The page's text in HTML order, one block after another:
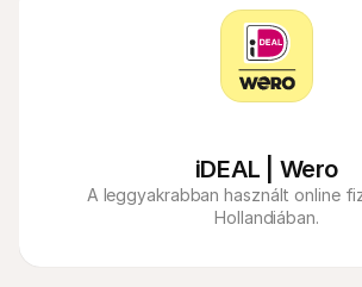
iDEAL | Wero
A leggyakrabban használt online
Hollandiában.